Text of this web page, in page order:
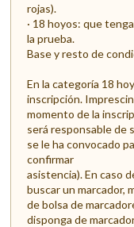
rojas).
· 18 hoyos: que
la prueba.
Base y resto de
En la categoría 18
inscripción.
momento de la
será responsable de
se le ha convocado
confirmar
asistencia). En caso
buscar un marcador,
de bolsa de
disponga de